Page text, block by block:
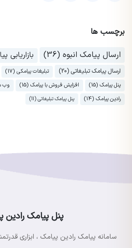
برچسب ها
ارسال پیامک انبوه (36)
بازاریابی
ارسال پیامک تبلیغاتی (20) تبلیغات پیامکی (17)
پنل پیامک (15)
افزایش فروش با پیامک (15)
وب
رادین پیامک (14)
پنل پیامک تبلیغاتی (11)
پنل پیامک رادین
سامانه پیامک رادین پیامک ، ابزاری